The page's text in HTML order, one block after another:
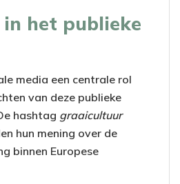
het publieke
media een centrale rol
van deze publieke
hashtag graaicultuur
hun mening over de
binnen Europese